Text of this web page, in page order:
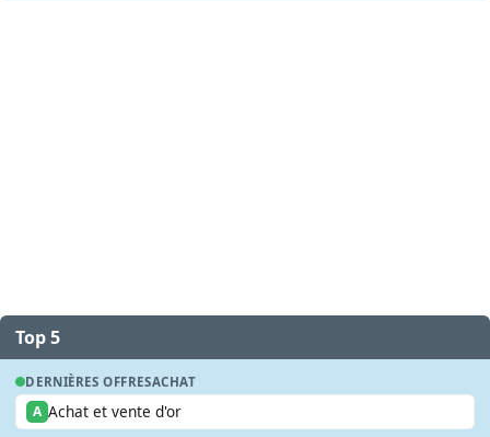
Top 5
DERNIÈRES OFFRESACHAT
A Achat et vente d'or